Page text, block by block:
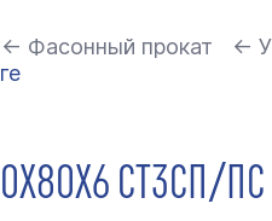
← Фасонный прокат ←
СТ3СП/